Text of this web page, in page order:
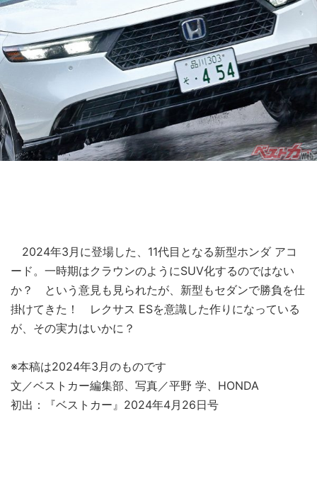
2024年3月に登場した、11代目となる新型ホンダ アコ
ード。一時期はクラウンのようにSUV化するのではない
か？ という意見も見られたが、新型もセダンで勝負を仕
掛けてきた！ レクサス ESを意識した作りになっている
が、その実力はいかに？
※本稿は2024年3月のものです
文／ベストカー編集部、写真／平野 学、HONDA
初出：『ベストカー』2024年4月26日号